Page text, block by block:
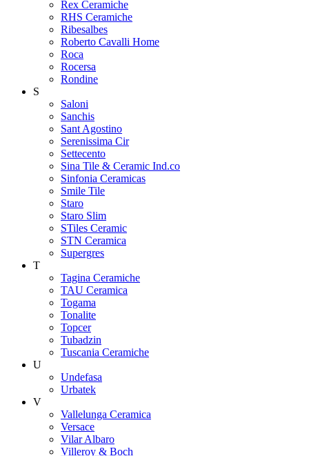
Rex Ceramiche
RHS Ceramiche
Ribesalbes
Roberto Cavalli Home
Roca
Rocersa
Rondine
S
Saloni
Sanchis
Sant Agostino
Serenissima Cir
Settecento
Sina Tile & Ceramic Ind.co
Sinfonia Ceramicas
Smile Tile
Staro
Staro Slim
STiles Ceramic
STN Ceramica
Supergres
T
Tagina Ceramiche
TAU Ceramica
Togama
Tonalite
Topcer
Tubadzin
Tuscania Ceramiche
U
Undefasa
Urbatek
V
Vallelunga Ceramica
Versace
Vilar Albaro
Villeroy & Boch